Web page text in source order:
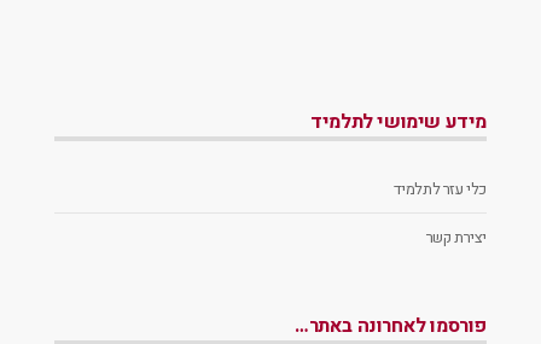
מידע שימושי לתלמיד
כלי עזר לתלמיד
יצירת קשר
פורסמו לאחרונה באתר…